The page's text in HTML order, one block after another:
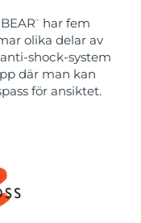
™
har fem
olika delar av
shock-system
där man kan
för ansiktet.